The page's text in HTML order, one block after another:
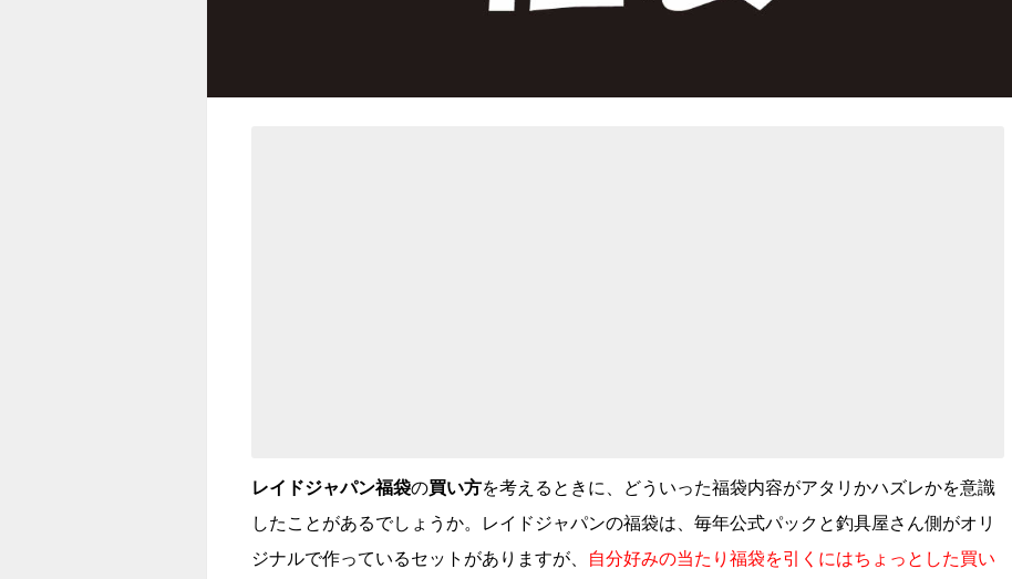
レイドジャパン福袋の買い方を考えるときに、どういった福袋内容がアタリかハズレかを意識
したことがあるでしょうか。レイドジャパンの福袋は、毎年公式パックと釣具屋さん側がオリ
ジナルで作っているセットがありますが、
自分好みの当たり福袋を引くにはちょっとした買い